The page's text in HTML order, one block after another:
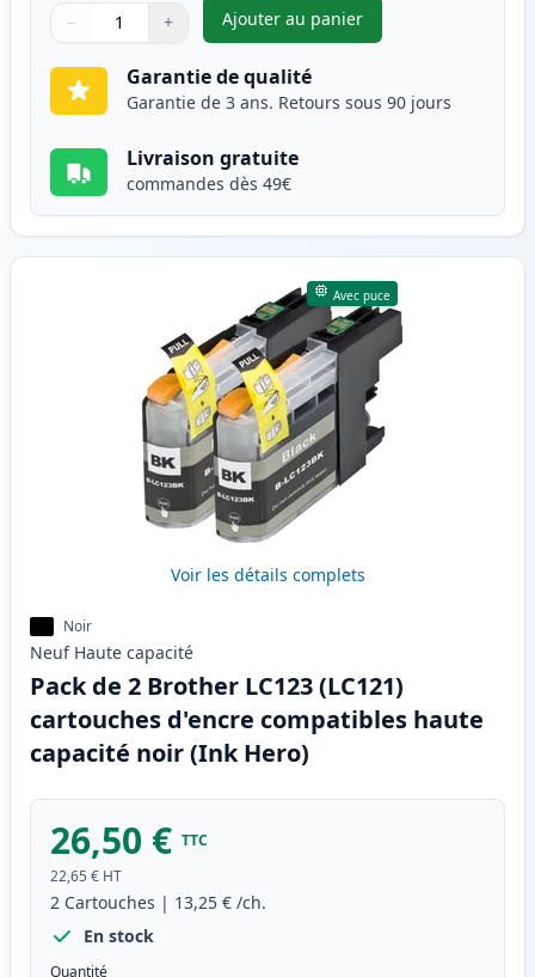
Quantité
Utilisez les boutons pour ajuster
− +
Quantité
Ajouter au panier
,Pack de 5 Brother LC123
Garantie de qualité
Garantie de 3 ans. Retours sous 90 jours
Livraison gratuite
commandes dès 49€
Avec puce
Voir les détails complets
Noir
Neuf Haute capacité
Pack de 2 Brother LC123 (LC121)
cartouches d'encre compatibles haute
capacité noir (Ink Hero)
26,50 € TTC
22,65 € HT
2 Cartouches | 13,25 € /ch.
En stock
Quantité